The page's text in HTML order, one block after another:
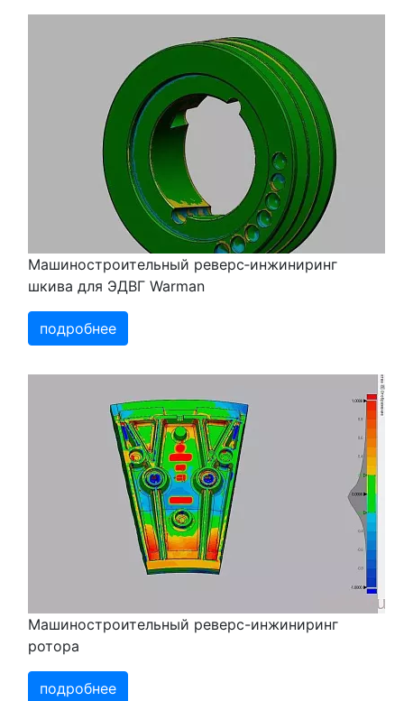
Машиностроительный реверс‑инжиниринг
шкива для ЭДВГ Warman
подробнее
Машиностроительный реверс-инжиниринг
ротора
подробнее